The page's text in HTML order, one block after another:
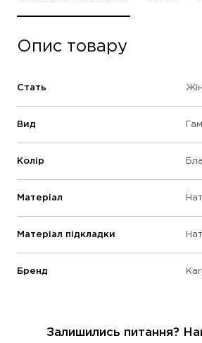
Опис товару
Стать
Вид
Колір
Матеріал
Матеріал підкладки
Бренд
Залишились питання?